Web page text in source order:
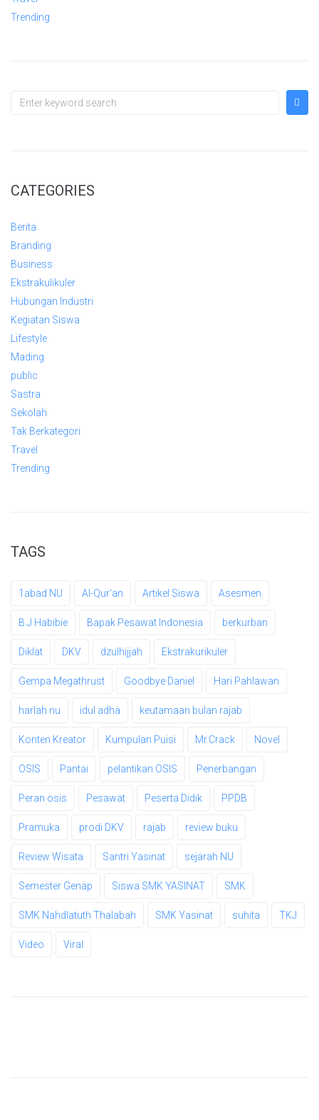
Trending
CATEGORIES
Berita
Branding
Business
Ekstrakulikuler
Hubungan Industri
Kegiatan Siswa
Lifestyle
Mading
public
Sastra
Sekolah
Tak Berkategori
Travel
Trending
TAGS
1abad NU Al-Qur'an Artikel Siswa Asesmen
B.J Habibie Bapak Pesawat Indonesia berkurban
Diklat DKV dzulhijjah Ekstrakurikuler
Gempa Megathrust Goodbye Daniel Hari Pahlawan
harlah nu idul adha keutamaan bulan rajab
Konten Kreator Kumpulan Puisi Mr.Crack Novel
OSIS Pantai pelantikan OSIS Penerbangan
Peran osis Pesawat Peserta Didik PPDB
Pramuka prodi DKV rajab review buku
Review Wisata Santri Yasinat sejarah NU
Semester Genap Siswa SMK YASINAT SMK
SMK Nahdlatuth Thalabah SMK Yasinat suhita TKJ
Video Viral